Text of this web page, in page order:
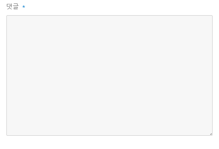
댓글 *